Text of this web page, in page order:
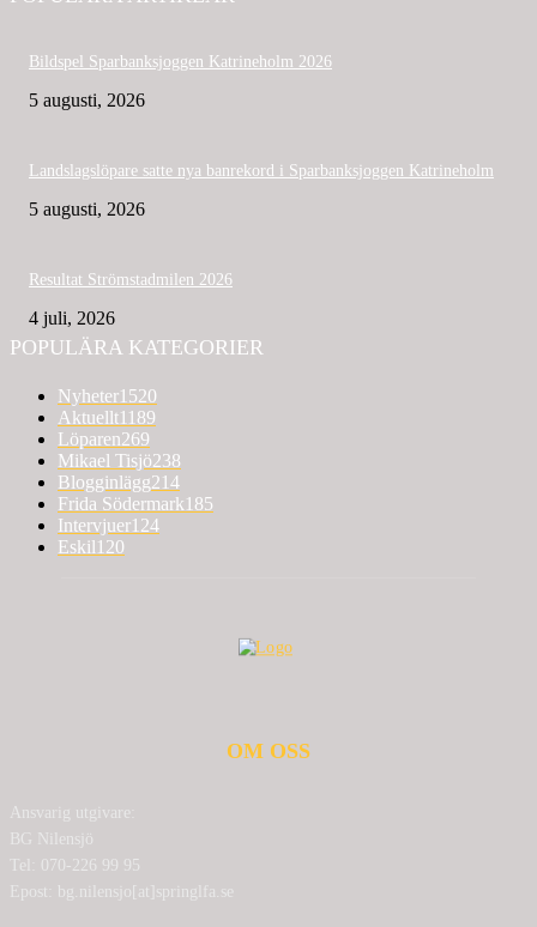
Bildspel Sparbanksjoggen Katrineholm 2026
5 augusti, 2026
Landslagslöpare satte nya banrekord i Sparbanksjoggen Katrineholm
5 augusti, 2026
Resultat Strömstadmilen 2026
4 juli, 2026
POPULÄRA KATEGORIER
Nyheter1520
Aktuellt1189
Löparen269
Mikael Tisjö238
Blogginlägg214
Frida Södermark185
Intervjuer124
Eskil120
OM OSS
Ansvarig utgivare:
BG Nilensjö
Tel: 070-226 99 95
Epost: bg.nilensjo[at]springlfa.se